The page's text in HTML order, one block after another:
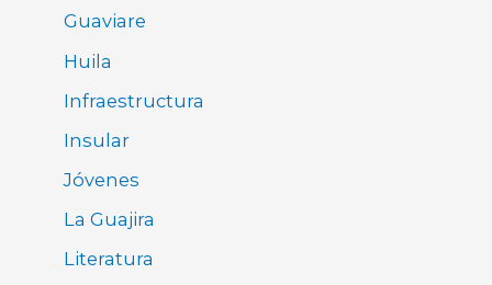
Guaviare
Huila
Infraestructura
Insular
Jóvenes
La Guajira
Literatura